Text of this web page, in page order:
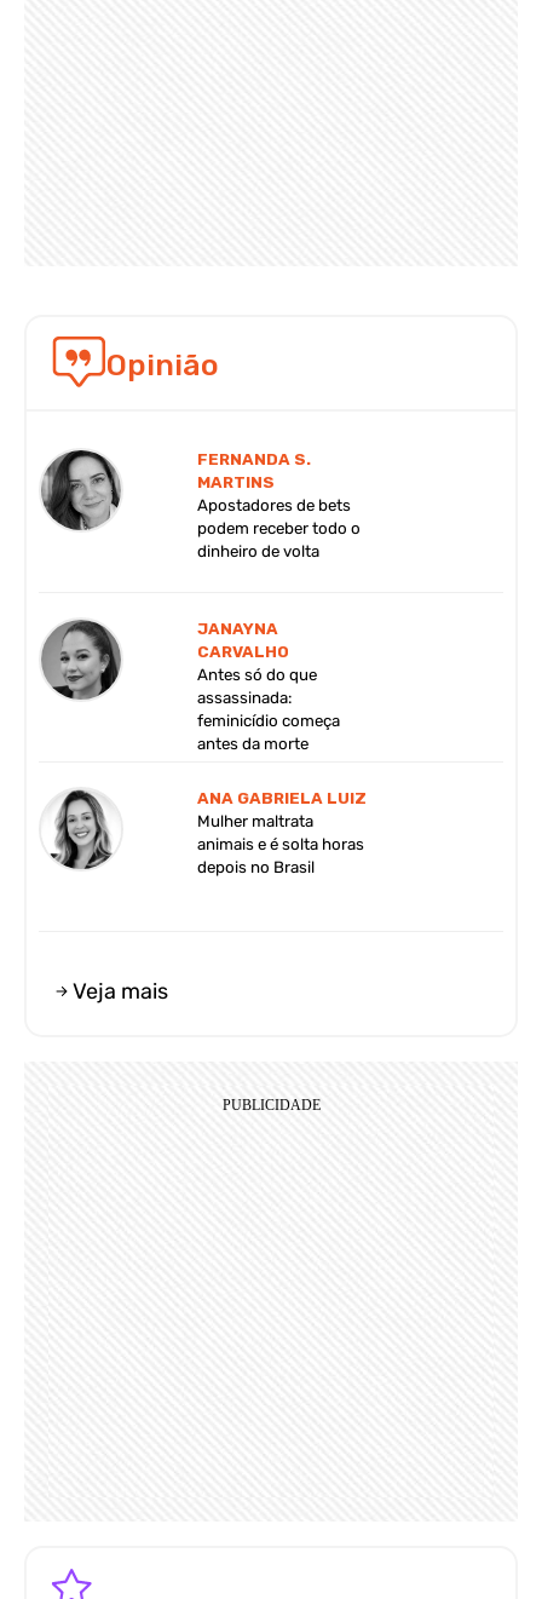
Opinião
FERNANDA S.
MARTINS
Apostadores de bets
podem receber todo o
dinheiro de volta
JANAYNA
CARVALHO
Antes só do que
assassinada:
feminicídio começa
antes da morte
ANA GABRIELA LUIZ
Mulher maltrata
animais e é solta horas
depois no Brasil
Veja mais